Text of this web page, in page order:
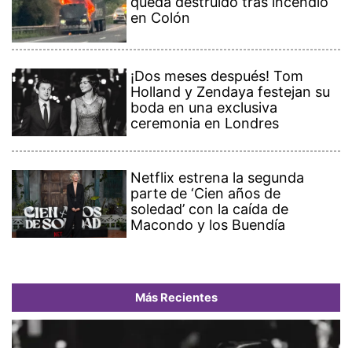
en Colón
¡Dos meses después! Tom
Holland y Zendaya festejan su
boda en una exclusiva
ceremonia en Londres
Netflix estrena la segunda
parte de ‘Cien años de
soledad’ con la caída de
Macondo y los Buendía
Más Recientes